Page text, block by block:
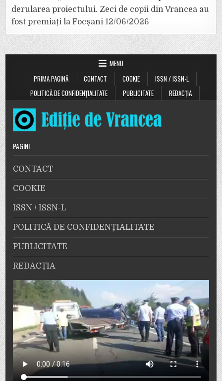
derularea proiectului. Zeci de copii din Vrancea au
fost premiați la Focșani 12/06/2026
MENU
PRIMA PAGINĂ
CONTACT COOKIE
ISSN / ISSN-L
POLITICĂ DE CONFIDENȚIALITATE
PUBLICITATE REDACȚIA
PAGINI
CONTACT
COOKIE
ISSN / ISSN-L
POLITICĂ DE CONFIDENȚIALITATE
PUBLICITATE
REDACȚIA